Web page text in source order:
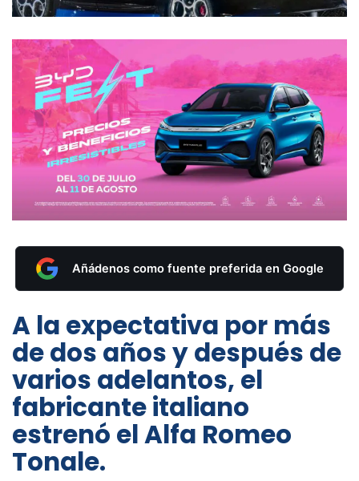
Añádenos como fuente preferida en Google
A la expectativa por más
de dos años y después de
varios adelantos, el
fabricante italiano
estrenó el Alfa Romeo
Tonale.